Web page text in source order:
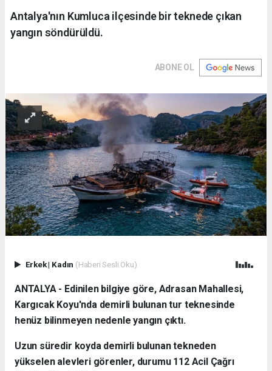
Antalya'nın Kumluca ilçesinde bir teknede çıkan
yangın söndürüldü.
ABONE OL
Erkek| Kadın (Haberi Sesli Oku)
ANTALYA - Edinilen bilgiye göre, Adrasan Mahallesi,
Kargıcak Koyu'nda demirli bulunan tur teknesinde
henüz bilinmeyen nedenle yangın çıktı.
Uzun süredir koyda demirli bulunan tekneden
yükselen alevleri görenler, durumu 112 Acil Çağrı